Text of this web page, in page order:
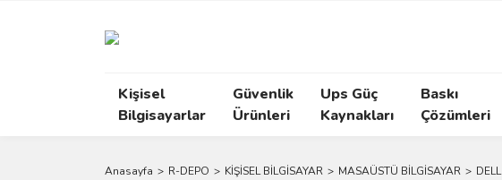
Kişisel
Bilgisayarlar
Güvenlik
Ürünleri
Ups Güç
Kaynakları
Baskı
Çözümleri
Anasayfa R-DEPO KİŞİSEL BİLGİSAYAR MASAÜSTÜ BİLGİSAYAR DELL